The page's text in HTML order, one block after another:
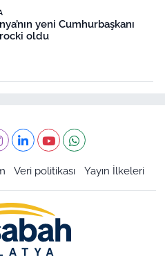
yeni Cumhurbaşkanı
oldu
Veri politikası Yayın İlkeleri